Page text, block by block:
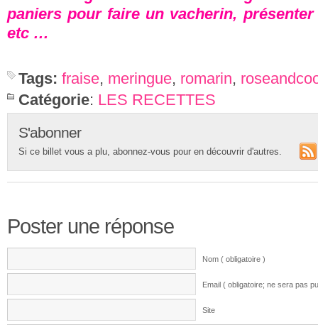
paniers pour faire un vacherin,
etc …
Tags: fraise, meringue, romarin,
Catégorie: LES RECETTES
S'abonner
Si ce billet vous a plu, abonnez-vous pour en découvrir d'autres.
Poster une réponse
Nom ( obligatoire )
Email ( obligatoire; ne sera pas
Site